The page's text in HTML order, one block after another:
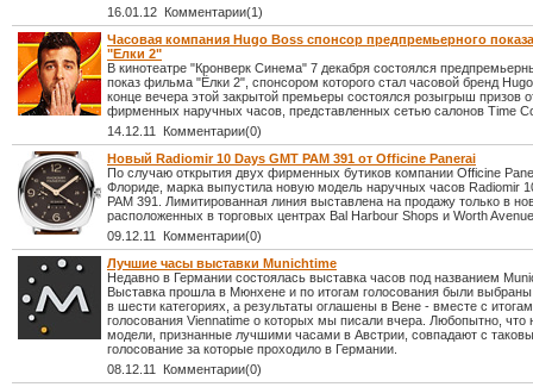
16.01.12 Комментарии(1)
Часовая компания Hugo Boss спонсор предпремьерного
"Елки 2"
В кинотеатре "Кронверк Синема" 7 декабря состоялся
показ фильма "Ёлки 2", спонсором которого стал часовой бренд
конце вечера этой закрытой премьеры состоялся розыгрыш призов
фирменных наручных часов, представленных сетью салонов Time
14.12.11 Комментарии(0)
Новый Radiomir 10 Days GMT PAM 391 от Officine Panerai
По случаю открытия двух фирменных бутиков компании Officine
Флориде, марка выпустила новую модель наручных часов Radiomir
PAM 391. Лимитированная линия выставлена на продажу только в
расположенных в торговых центрах Bal Harbour Shops и Worth
09.12.11 Комментарии(0)
Лучшие часы выставки Munichtime
Недавно в Германии состоялась выставка часов под названием
Выставка прошла в Мюнхене и по итогам голосования были
в шести категориях, а результаты оглашены в Вене - вместе с
голосования Viennatime о которых мы писали вчера. Любопытно, что
модели, признанные лучшими часами в Австрии, совпадают с
голосование за которые проходило в Германии.
08.12.11 Комментарии(0)